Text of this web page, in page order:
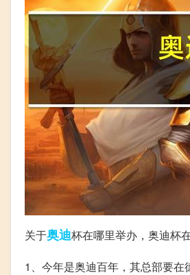
关于奥迪杯在哪里举办，奥迪杯
1、今年是奥迪百年，其总部要